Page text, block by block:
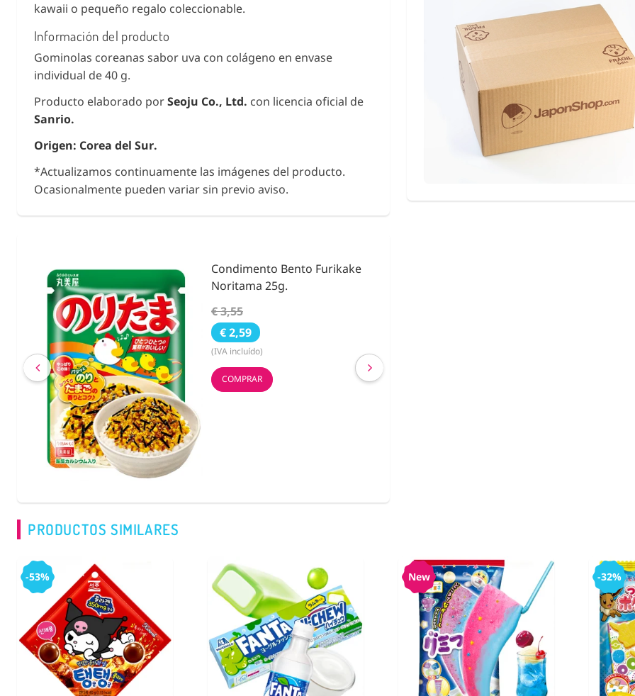
kawaii o pequeño regalo coleccionable.
Información del producto
Gominolas coreanas sabor uva con colágeno en envase
individual de 40 g.
Producto elaborado porSeoju Co., Ltd. con licencia oficial de
Sanrio.
Origen: Corea del Sur.
*Actualizamos continuamente las imágenes del producto.
Ocasionalmente pueden variar sin previo aviso.
Condimento Bento Furikake
Noritama 25g.
€ 3,55
€ 2,59
(IVA incluído)
COMPRAR
PRODUCTOS SIMILARES
-53% New -32%